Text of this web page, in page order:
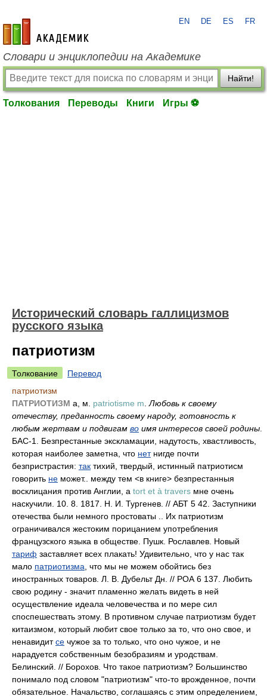
academic.ru
EN DE ES FR
Словари и энциклопедии на Академике
Найти!
Толкования Переводы Книги Игры ⚽
Исторический словарь галлицизмов
русского языка
патриотизм
Толкование
Перевод
патриотизм
ПАТРИОТИЗМ а, м. patriotisme m Любовь к своему
отечеству, преданность своему народу, готовность к
любым жертвам и подвигам во имя интересов своей родины
БАС-1. Безпрестанные экскламации, надутость, хвастливость,
которая наиболее заметна, что нетнигде почти
безпристрастия: так тихий, твердый, истинный патриотисм
говорить не может.. между тем <в книге> безпрестанныя
восклицания против Англии, а tort et à travers мне очень
наскучили. 10. 8. 1817. Н. И. Тургенев. // АБТ 5 42. Заступники
отечества были немного простоваты .. Их патриотизм
ограничивался жестоким порицанием употребления
французского языка в обществе. Пушк. Рославлев. Новый
тариф заставляет всех плакать! Удивительно, что у нас так
мало патриотизма , что мы не можем обойтись без
иностранных товаров. Л. В. Дубельт Дн. // РОА 6 137. Любить
свою родину - значит пламенно желать видеть в ней
осуществление идеала человечества и по мере сил
споспешествать этому. В противном случае патриотизм будет
китаизмом, который любит свое только за то, что оно свое, и
ненавидитсе чужое за то только, что оно чужое, и не
нарадуется собственным безобразиям и уродствам.
Белинский. // Борохов. Что такое патриотизм? Большинство
понимало под словом "патриотизм" что-то врожденное, почти
обязательное. Начальство, соглашаясь с этим определением,